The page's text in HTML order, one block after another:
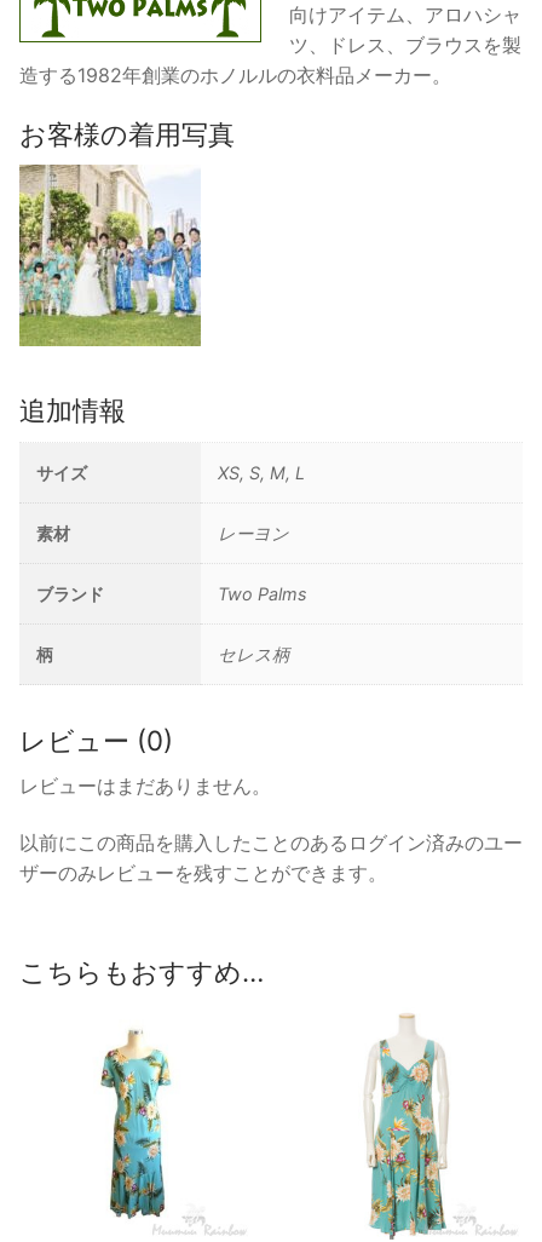
向けアイテム、アロハシャ
ツ、ドレス、ブラウスを製
造する1982年創業のホノルルの衣料品メーカー。
お客様の着用写真
追加情報
サイズ XS, S, M, L
素材 レーヨン
ブランド Two Palms
柄 セレス柄
レビュー (0)
レビューはまだありません。
以前にこの商品を購入したことのあるログイン済みのユー
ザーのみレビューを残すことができます。
こちらもおすすめ…